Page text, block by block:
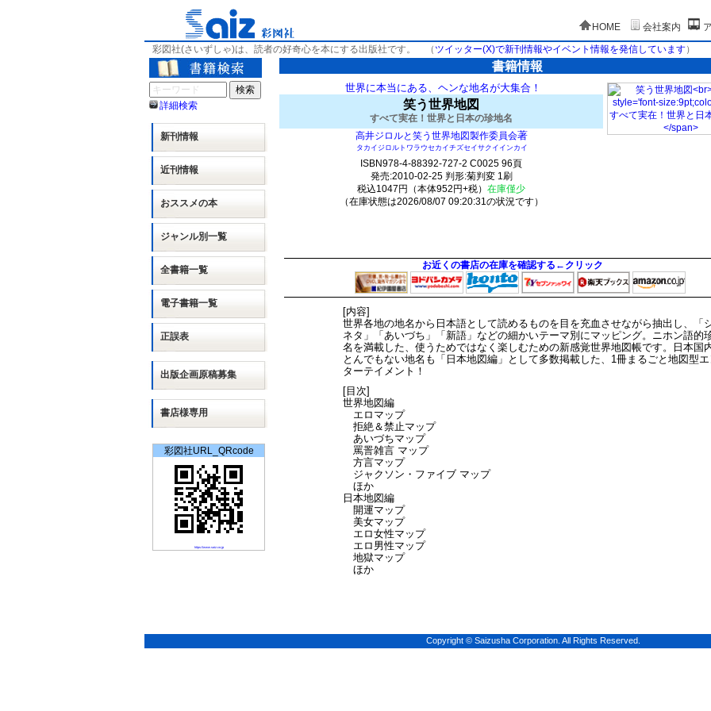
HOME 会社案内
彩図社(さいずしゃ)は、読者の好奇心を本にする出版社です。
（ ツイッター(X)で新刊情報やイベント情報を発信しています）
詳細検索
新刊情報
近刊情報
おススメの本
ジャンル別一覧
全書籍一覧
電子書籍一覧
正誤表
出版企画原稿募集
書店様専用
彩図社URL_QRcode
https://www.saiz.co.jp
書籍情報
世界に本当にある、ヘンな地名が大集合！
笑う世界地図
すべて実在！世界と日本の珍地名
高井ジロルと笑う世界地図製作委員会著
タカイジロルトワラウセカイチズセイサクイインカイ
ISBN978-4-88392-727-2 C0025 96頁
発売:2010-02-25 判形:菊判変 1刷
税込1047円（本体952円+税） 在庫僅少
（在庫状態は2026/08/07 09:20:31の状況です）
お近くの書店の在庫を確認する←クリック
[内容]
世界各地の地名から日本語として読めるものを目を充血させながら抽出し、「
ネタ」「あいづち」「新語」などの細かいテーマ別にマッピング。ニホン語的
名を満載した、使うためではなく楽しむための新感覚世界地図帳です。日本国
とんでもない地名も「日本地図編」として多数掲載した、1冊まるごと地図型
ターテイメント！
[目次]
世界地図編
エロマップ
拒絶＆禁止マップ
あいづちマップ
罵詈雑言 マップ
方言マップ
ジャクソン・ファイブ マップ
ほか
日本地図編
開運マップ
美女マップ
エロ女性マップ
エロ男性マップ
地獄マップ
ほか
Copyright © Saizusha Corporation. All Rights Reserved.